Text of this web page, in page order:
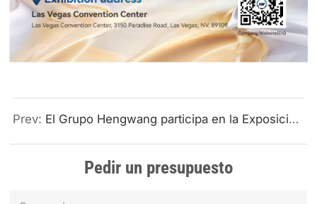
Prev: El Grupo Hengwang participa en la Exposición Internacional de Maquinaria de Construcción e Ingeniería de México 2025.
Pedir un presupuesto